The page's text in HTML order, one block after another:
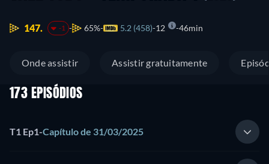
147. -1 65% 5.2 (458) 12 46min
Onde assistir Assistir gratuitamente
173 EPISÓDIOS
T1 Ep1-Capítulo de 31/03/2025